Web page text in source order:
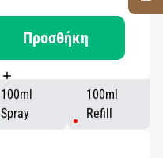
Προσθήκη
100ml
Spray
100ml
Refill